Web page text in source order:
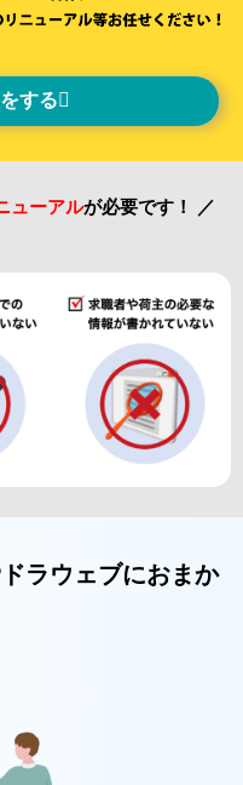
する
ューアルが必要です！ ／
ラウェブにおまか